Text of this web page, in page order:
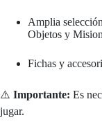
Amplia
Objetos y
Fichas y
⚠️ Importante: Es
jugar.